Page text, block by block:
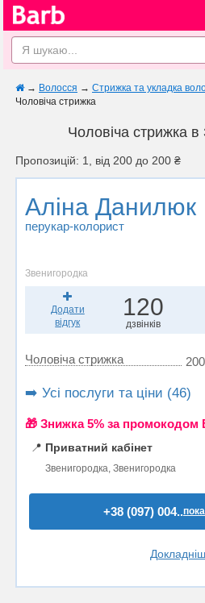
→ Волосся → Стрижка та укладка
Чоловіча стрижка
Чоловіча стрижка в
Пропозицій: 1, від 200 до 200 ₴
Аліна Данилюк
перукар-колорист
Звенигородка
Додати
відгук
120
дзвінків
Чоловіча стрижка
➡️ Усі послуги та ціни (46)
🎁 Знижка 5% за промокодом
📍 Приватний кабінет
Звенигородка, Звенигородка
+38 (097) 004..